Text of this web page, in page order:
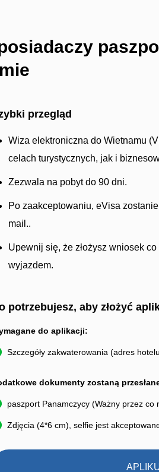
przegląd
Wiza elektroniczna do Wietnamu
celach turystycznych, jak i
Zezwala na pobyt do 90 dni.
Po zaakceptowaniu, eVisa
mail..
Upewnij się, że złożysz wniosek
wyjazdem.
potrzebujesz, aby złożyć
do aplikacji:
Szczegóły zakwaterowania (adres
dokumenty zostaną
paszport Panamczycy (Ważny przez co
Zdjęcia (4*6 cm), selfie jest